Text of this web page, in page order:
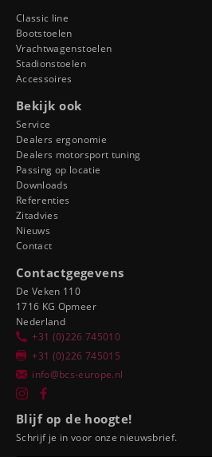
Classic line
Bootstoelen
Vrachtwagenstoelen
Stadionstoelen
Accessoires
Bekijk ook
Service
Dealers ergonomie
Dealers motorsport tuning
Passing op locatie
Downloads
Referenties
Zitadvies
Nieuws
Contact
Contactgegevens
De Veken 110
1716 KG Opmeer
Nederland
+31 (0)226 745010
+31 (0)226 745015
info@bcs-europe.nl
Blijf op de hoogte!
Schrijf je in voor onze nieuwsbrief.